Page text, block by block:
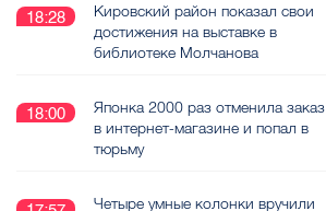
18:28
Кировский район показал свои
достижения на выставке в
библиотеке Молчанова
18:00
Японка 2000 раз отменила заказ
в интернет-магазине и попал в
тюрьму
Четыре умные колонки вручили